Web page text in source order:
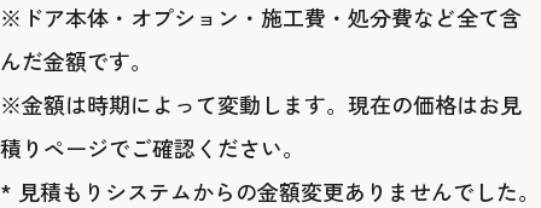
※ドア本体・オプション・施工費・処分費など全て含
んだ金額です。
※金額は時期によって変動します。現在の価格はお見
積りページでご確認ください。
* 見積もりシステムからの金額変更ありませんでした。